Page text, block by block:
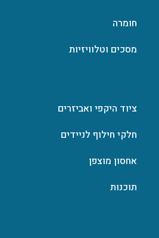
חומרה
מסכים וטלוויזיות
ציוד היקפי ואביזרים
חלקי חילוף לניידים
אחסון מוצפן
תוכנות